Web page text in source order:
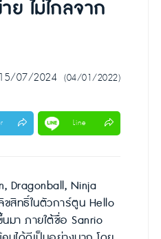
ไม่ไกลจาก
07/2024 (04/01/2022)
Line
Dragonball, Ninja
สิทธิ์ในตัวการ์ตูน Hello
มา ภายใต้ชื่อ Sanrio